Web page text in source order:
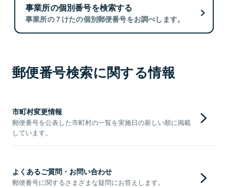
事業所の個別番号を検索する
事業所の７けたの個別郵便番号をお調べします。
郵便番号検索に関する情報
市町村変更情報
郵便番号を公表した市町村の一覧を実施日の新しい順に掲載
しています。
よくあるご質問・お問い合わせ
郵便番号に関するさまざまな疑問にお答えします。